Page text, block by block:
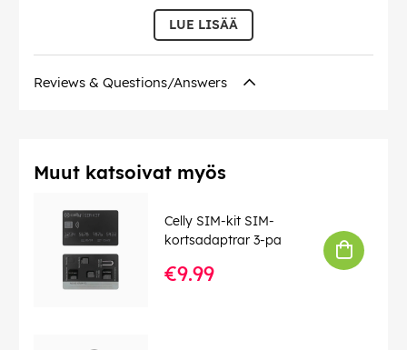
• Innerfickor för små och medelstora föremål
• Vadderade axelband
Mått:
Yttermått på ryggsäck: 44x38x9 cm
Grå:
Svart
8021735198161
LUE LISÄÄ
Reviews & Questions/Answers
Muut katsoivat myös
Celly SIM-kit SIM-
kortsadaptrar 3-pa
€9.99